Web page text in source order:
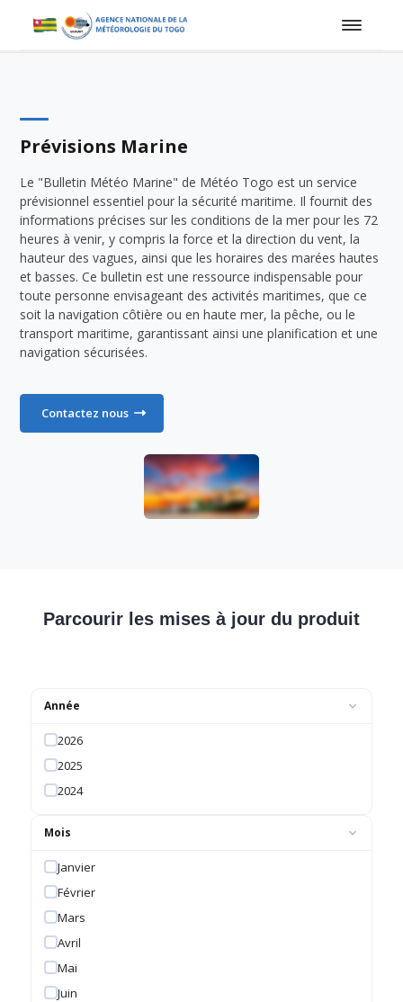
Prévisions Marine
Le "Bulletin Météo Marine" de Météo Togo est un service
prévisionnel essentiel pour la sécurité maritime. Il fournit des
informations précises sur les conditions de la mer pour les 72
heures à venir, y compris la force et la direction du vent, la
hauteur des vagues, ainsi que les horaires des marées hautes
et basses. Ce bulletin est une ressource indispensable pour
toute personne envisageant des activités maritimes, que ce
soit la navigation côtière ou en haute mer, la pêche, ou le
transport maritime, garantissant ainsi une planification et une
navigation sécurisées.
Contactez nous
Parcourir les mises à jour du produit
Année
2026
2025
2024
Mois
Janvier
Février
Mars
Avril
Mai
Juin